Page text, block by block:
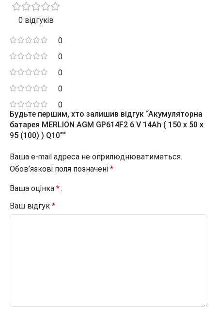
0 відгуків
0
0
0
0
0
Будьте першим, хто залишив відгук “Акумуляторна
батарея MERLION AGM GP614F2 6 V 14Ah ( 150 x 50 x
95 (100) ) Q10”“
Ваша e-mail адреса не оприлюднюватиметься.
Обов’язкові поля позначені *
Ваша оцінка *
Ваш відгук *